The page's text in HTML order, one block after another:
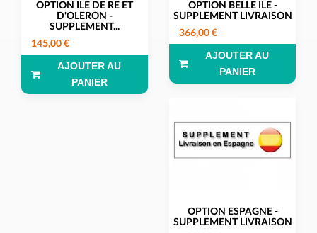
OPTION ILE DE RE ET
D'OLERON -
SUPPLEMENT...
145,00 €
AJOUTER AU
PANIER
OPTION BELLE ILE -
SUPPLEMENT LIVRAISON
366,00 €
AJOUTER AU
PANIER
OPTION ESPAGNE -
SUPPLEMENT LIVRAISON